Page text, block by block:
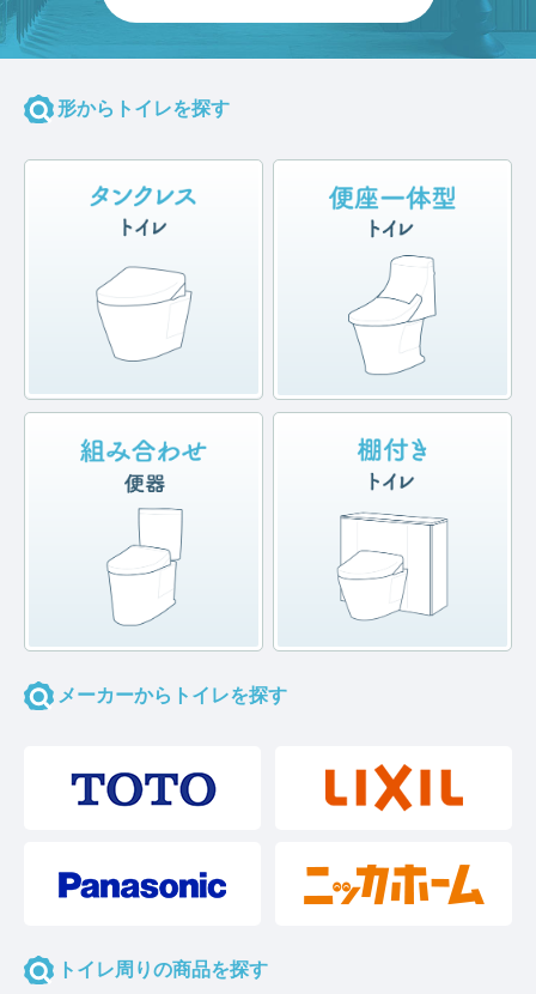
形からトイレを探す
メーカーからトイレを探す
トイレ周りの商品を探す